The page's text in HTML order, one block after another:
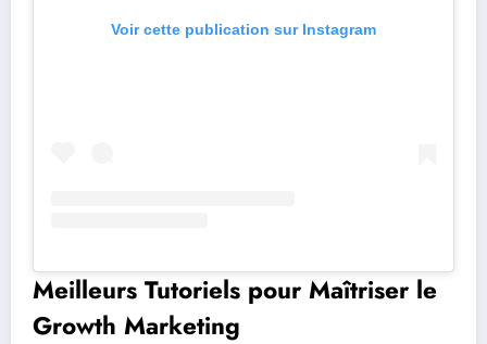
Voir cette publication sur Instagram
Meilleurs Tutoriels pour Maîtriser le
Growth Marketing